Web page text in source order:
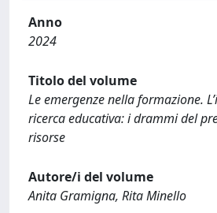
Anno
2024
Titolo del volume
Le emergenze nella formazione.
ricerca educativa: i drammi del
risorse
Autore/i del volume
Anita Gramigna, Rita Minello